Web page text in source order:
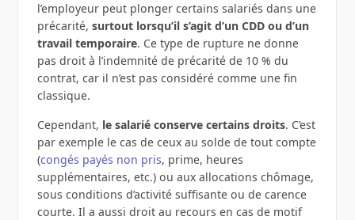
l’employeur peut plonger certains salariés dans une
précarité, surtout lorsqu’il s’agit d’un CDD ou d’un
travail temporaire. Ce type de rupture ne donne
pas droit à l’indemnité de précarité de 10 % du
contrat, car il n’est pas considéré comme une fin
classique.
Cependant, le salarié conserve certains droits. C’est
par exemple le cas de ceux au solde de tout compte
(congés payés non pris, prime, heures
supplémentaires, etc.) ou aux allocations chômage,
sous conditions d’activité suffisante ou de carence
courte. Il a aussi droit au recours en cas de motif